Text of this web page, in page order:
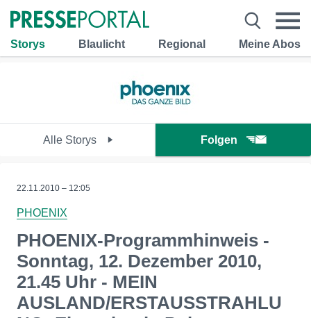
Storys Blaulicht Regional Meine Abos
Alle Storys Folgen
22.11.2010 – 12:05
PHOENIX
PHOENIX-Programmhinweis -
Sonntag, 12. Dezember 2010,
21.45 Uhr - MEIN
AUSLAND/ERSTAUSSTRAHLU